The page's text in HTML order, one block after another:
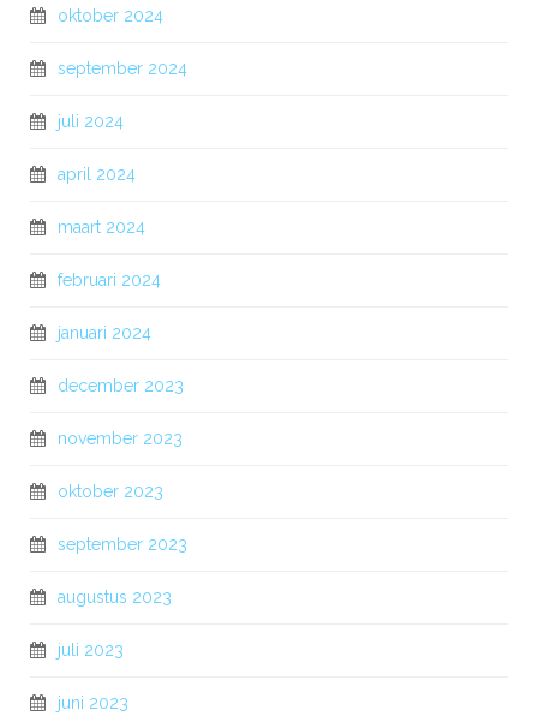
oktober 2024
september 2024
juli 2024
april 2024
maart 2024
februari 2024
januari 2024
december 2023
november 2023
oktober 2023
september 2023
augustus 2023
juli 2023
juni 2023